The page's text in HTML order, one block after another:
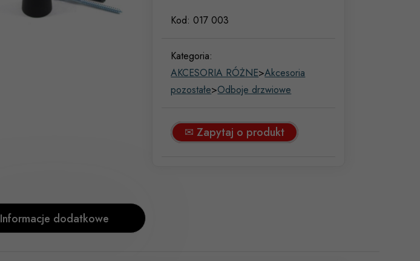
Kod: 017 003
Kategoria:
AKCESORIA RÓŻNE>Akcesoria
pozostałe>Odboje drzwiowe
✉ Zapytaj o produkt
Informacje dodatkowe